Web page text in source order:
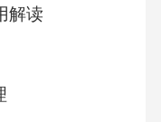
实际问题。03
程进行反思，
建议。04创新
解读